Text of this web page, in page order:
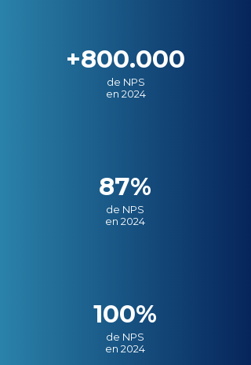
+800.000
de NPS
en 2024
87%
de NPS
en 2024
100%
de NPS
en 2024